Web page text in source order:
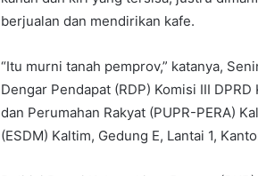
berjualan dan mendirikan kafe.
“Itu murni tanah pemprov,” katanya,
Dengar Pendapat (RDP) Komisi III
dan Perumahan Rakyat (PUPR-PERA)
(ESDM) Kaltim, Gedung E, Lantai 1,